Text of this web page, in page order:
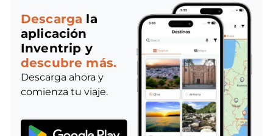
Descarga la
aplicación
Inventrip y
descubre más.
Descarga ahora y
comienza tu viaje.